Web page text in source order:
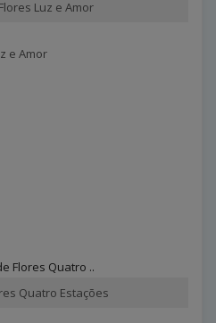
Luz e Amor
e Amor
Quatro Estações